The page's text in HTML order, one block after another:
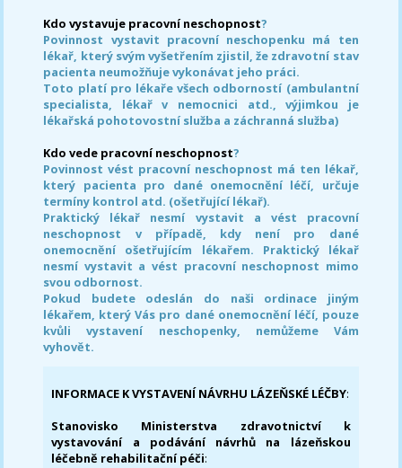
Kdo vystavuje pracovní neschopnost?
Povinnost vystavit pracovní neschopenku má ten
lékař, který svým vyšetřením zjistil, že zdravotní stav
pacienta neumožňuje vykonávat jeho práci.
Toto platí pro lékaře všech odborností (ambulantní
specialista, lékař v nemocnici atd., výjimkou je
lékařská pohotovostní služba a záchranná služba)
Kdo vede pracovní neschopnost?
Povinnost vést pracovní neschopnost má ten lékař,
který pacienta pro dané onemocnění léčí, určuje
termíny kontrol atd. (ošetřující lékař).
Praktický lékař nesmí vystavit a vést pracovní
neschopnost v případě, kdy není pro dané
onemocnění ošetřujícím lékařem. Praktický lékař
nesmí vystavit a vést pracovní neschopnost mimo
svou odbornost.
Pokud budete odeslán do naši ordinace jiným
lékařem, který Vás pro dané onemocnění léčí, pouze
kvůli vystavení neschopenky, nemůžeme Vám
vyhovět.
INFORMACE K VYSTAVENÍ NÁVRHU LÁZEŇSKÉ LÉČBY:
Stanovisko Ministerstva zdravotnictví k
vystavování a podávání návrhů na lázeňskou
léčebně rehabilitační péči: